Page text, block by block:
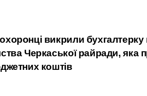
викрили
Черкаської райради, яка
коштів